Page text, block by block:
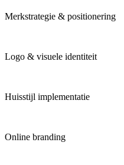
Merkstrategie & positionering
Logo & visuele identiteit
Huisstijl implementatie
Online branding